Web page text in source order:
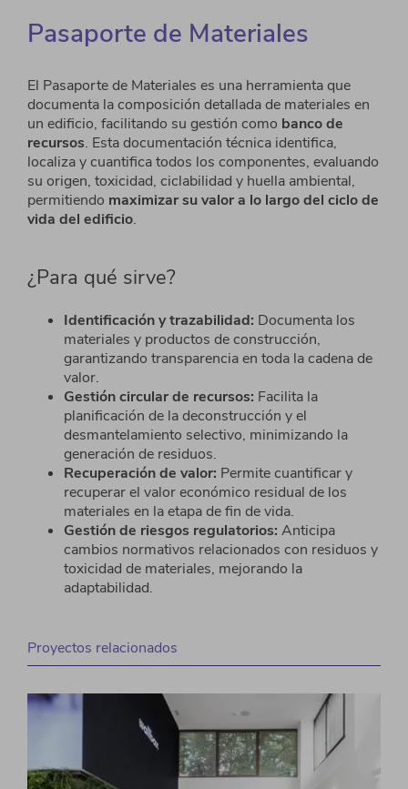
Pasaporte de Materiales
El Pasaporte de Materiales es una herramienta que
documenta la composición detallada de materiales en
un edificio, facilitando su gestión como banco de
recursos. Esta documentación técnica identifica,
localiza y cuantifica todos los componentes, evaluando
su origen, toxicidad, ciclabilidad y huella ambiental,
permitiendo maximizar su valor a lo largo del ciclo de
vida del edificio.
¿Para qué sirve?
Identificación y trazabilidad: Documenta los
materiales y productos de construcción,
garantizando transparencia en toda la cadena de
valor.
Gestión circular de recursos: Facilita la
planificación de la deconstrucción y el
desmantelamiento selectivo, minimizando la
generación de residuos.
Recuperación de valor: Permite cuantificar y
recuperar el valor económico residual de los
materiales en la etapa de fin de vida.
Gestión de riesgos regulatorios: Anticipa
cambios normativos relacionados con residuos y
toxicidad de materiales, mejorando la
adaptabilidad.
Proyectos relacionados